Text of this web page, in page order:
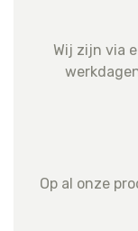
Wij zijn via
Op al onze